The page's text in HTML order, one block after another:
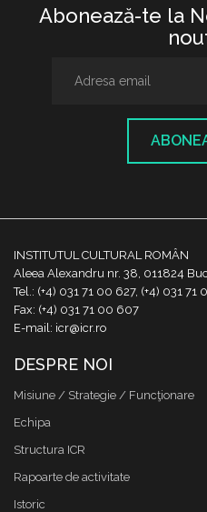
Abonează-te la
INSTITUTUL CULTURAL ROMÂN
Aleea Alexandru nr. 38, 011824
Tel.: (+4) 031 71 00 627, (+4) 031 71
Fax: (+4) 031 71 00 607
E-mail: icr@icr.ro
DESPRE NOI
Misiune / Strategie / Funcţionare
Echipa
Structura ICR
Rapoarte de activitate
Istoric